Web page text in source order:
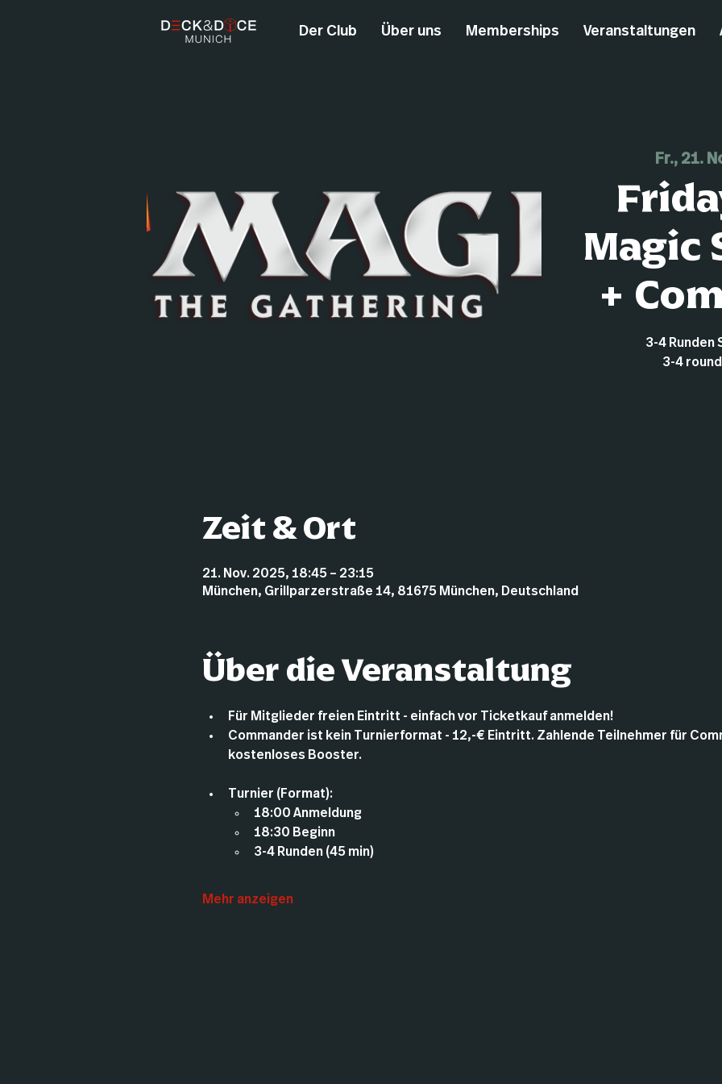
Der Club Über uns Memberships Veranstaltungen
Fr., 21.
Magic
+
3-4 Runden
3-4
Zeit & Ort
21. Nov. 2025, 18:45 – 23:15
München, Grillparzerstraße 14, 81675 München, Deutschland
Über die Veranstaltung
Für Mitglieder freien Eintritt - einfach vor Ticketkauf anmelden!
Commander ist kein Turnierformat - 12,-€ Eintritt. Zahlende Teilnehmer für
kostenloses Booster.
Turnier (Format):
18:00 Anmeldung
18:30 Beginn
3-4 Runden (45 min)
Mehr anzeigen